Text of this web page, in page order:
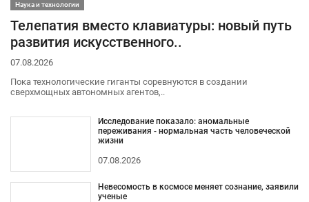
Наука и технологии
Телепатия вместо клавиатуры: новый путь
развития искусственного..
07.08.2026
Пока технологические гиганты соревнуются в создании
сверхмощных автономных агентов,..
Исследование показало: аномальные
переживания - нормальная часть человеческой
жизни
07.08.2026
Невесомость в космосе меняет сознание, заявили
ученые